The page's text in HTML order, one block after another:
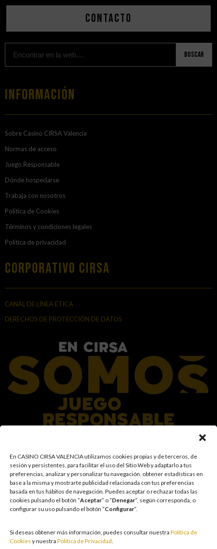
En CASINO CIRSA VALENCIA utilizamos cookies propias y de terceros, de
sesión y persistentes, para facilitar el uso del Sitio Web y adaptarlo a tus
preferencias, analizar y personalizar tu navegación, obtener estadísticas en
base a la misma y mostrarte publicidad relacionada con tus preferencias
basada en tus hábitos de navegación. Puedes aceptar o rechazar todas las
cookies pulsando el botón “Aceptar” o “Denegar”, según corresponda, o
configurar su uso pulsando el botón “Configurar”.
Si deseas obtener más información, puedes consultar nuestra Política de
Cookies y nuestra Política de Privacidad.
Contacto
Buscar
Información
Sobre Casino CIRSA Valencia
Normas de acceso
Juego Responsable
Dónde hospedarse
Trabaja con nosotros
Política de Cookies
Términos y condiciones legales
Política de privacidad
Corporativo Cirsa
CANAL DE LÍNEA ÉTICA
DERECHOS DE PROTECCIÓN DE DATOS
En el Grupo CIRSA promovemos una actitud responsable hacia el juego,
garantizando un entorno seguro y transparente para nuestros clientes y
facilitamos medidas e información para que el juego sea siempre diversión y
entretenimiento, sin utilizarse como vía para afrontar problemas económicos
o emocionales. El acceso está prohibido a menores de 18 años y a las
personas con acceso restringido conforme a los registros de prohibición y/o
autoexclusión que resulten aplicables. También trabajamos para reforzar una
cultura de prevención y concienciación sobre los posibles trastornos
las circunstancias individuales. Asimismo, desarrollamos y mejoramos de
forma continuada nuestra Cultura de Juego Responsable mediante la